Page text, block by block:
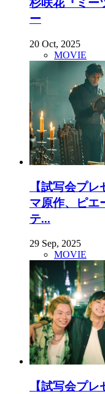
杉咲花『ミー
ー
20 Oct, 2025
MOVIE
【試写会プ
マ原作、ピエ
テ...
29 Sep, 2025
MOVIE
【試写会プ